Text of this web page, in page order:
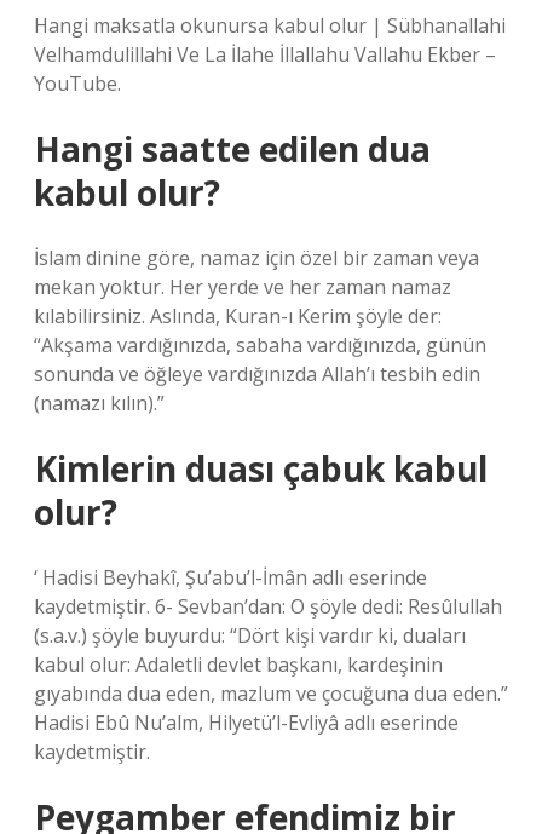
Hangi maksatla okunursa kabul olur | Sübhanallahi
Velhamdulillahi Ve La İlahe İllallahu Vallahu Ekber –
YouTube.
Hangi saatte edilen dua
kabul olur?
İslam dinine göre, namaz için özel bir zaman veya
mekan yoktur. Her yerde ve her zaman namaz
kılabilirsiniz. Aslında, Kuran-ı Kerim şöyle der:
“Akşama vardığınızda, sabaha vardığınızda, günün
sonunda ve öğleye vardığınızda Allah’ı tesbih edin
(namazı kılın).”
Kimlerin duası çabuk kabul
olur?
‘ Hadisi Beyhakî, Şu’abu’l-İmân adlı eserinde
kaydetmiştir. 6- Sevban’dan: O şöyle dedi: Resûlullah
(s.a.v.) şöyle buyurdu: “Dört kişi vardır ki, duaları
kabul olur: Adaletli devlet başkanı, kardeşinin
gıyabında dua eden, mazlum ve çocuğuna dua eden.”
Hadisi Ebû Nu’alm, Hilyetü’l-Evliyâ adlı eserinde
kaydetmiştir.
Peygamber efendimiz bir